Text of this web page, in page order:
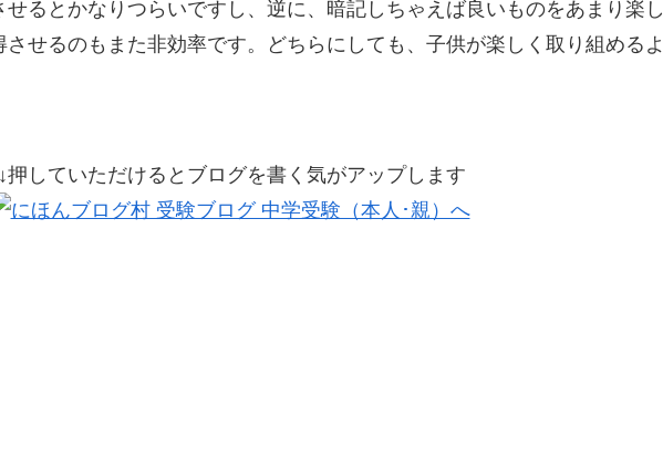
るとかなりつらいですし、逆に、暗記しちゃえば良いものをあまり楽し
させるのもまた非効率です。どちらにしても、子供が楽しく取り組めるよ
↓押していただけるとブログを書く気がアップします